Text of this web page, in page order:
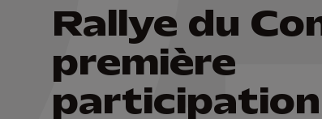
Rallye du
première